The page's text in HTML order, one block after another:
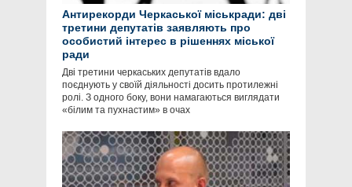
Антирекорди Черкаської міськради: дві
третини депутатів заявляють про
особистий інтерес в рішеннях міської
ради
Дві третини черкаських депутатів вдало
поєднують у своїй діяльності досить протилежні
ролі. З одного боку, вони намагаються виглядати
«білим та пухнастим» в очах